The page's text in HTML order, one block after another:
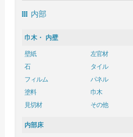
内部
巾木・ 内壁
壁紙
左官材
石
タイル
フィルム
パネル
塗料
巾木
見切材
その他
内部床